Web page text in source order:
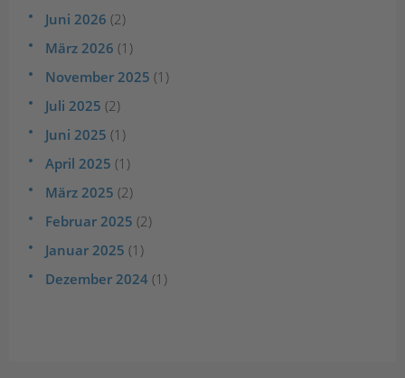
Juni 2026 (2)
März 2026 (1)
November 2025 (1)
Juli 2025 (2)
Juni 2025 (1)
April 2025 (1)
März 2025 (2)
Februar 2025 (2)
Januar 2025 (1)
Dezember 2024 (1)